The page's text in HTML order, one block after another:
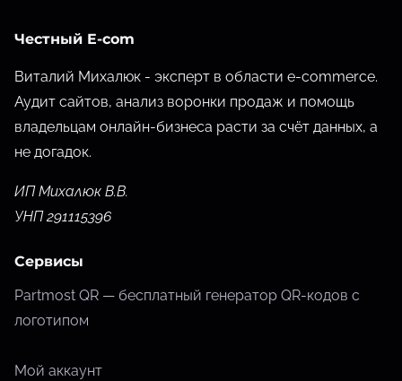
Честный E-com
Виталий Михалюк - эксперт в области e-commerce.
Аудит сайтов, анализ воронки продаж и помощь
владельцам онлайн-бизнеса расти за счёт данных, а
не догадок.
ИП Михалюк В.В.
УНП 291115396
Сервисы
Partmost QR — бесплатный генератор QR-кодов с
логотипом
Мой аккаунт